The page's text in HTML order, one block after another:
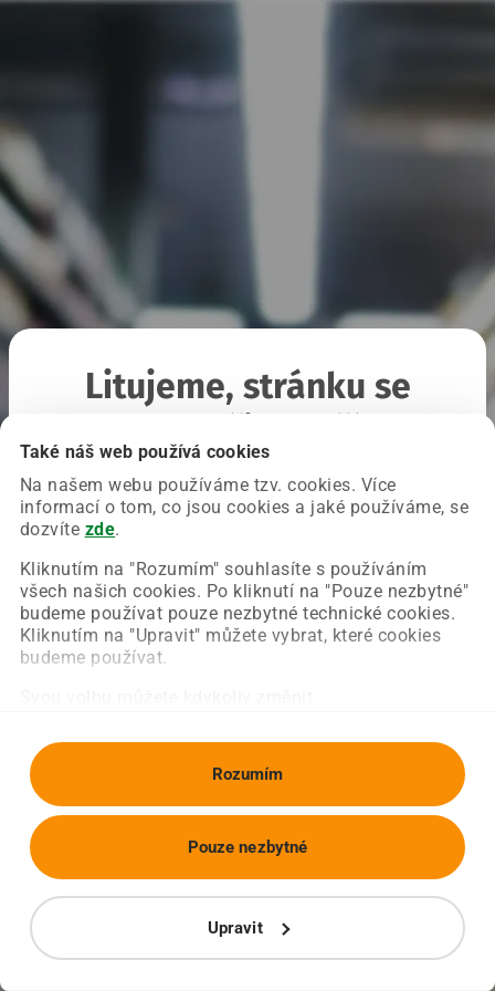
Také náš web používá cookies
Na našem webu používáme tzv. cookies. Více
informací o tom, co jsou cookies a jaké používáme, se
dozvíte zde.
Kliknutím na "Rozumím" souhlasíte s používáním
všech našich cookies. Po kliknutí na "Pouze nezbytné"
budeme používat pouze nezbytné technické cookies.
Kliknutím na "Upravit" můžete vybrat, které cookies
budeme používat.
Rozumím
Upravit
Pouze nezbytné
Litujeme, stránku se
Chyba nastala na naší straně a už ji opravujeme.
Zkuste prosím znovu načíst požadovanou stránku.
Obnovit stránku Úvodní strana